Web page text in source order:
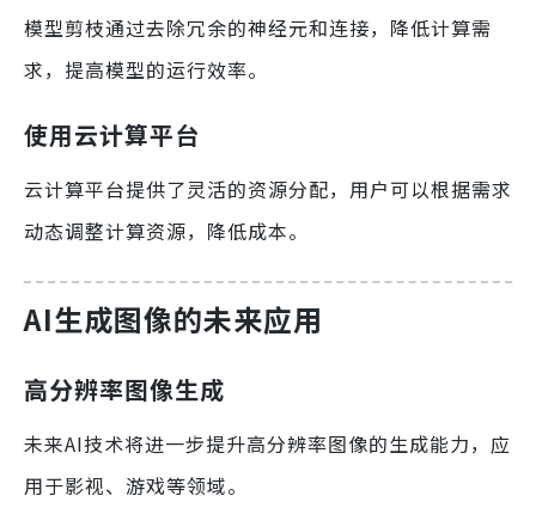
模型剪枝通过去除冗余的神经元和连接，降低计算需
求，提高模型的运行效率。
使用云计算平台
云计算平台提供了灵活的资源分配，用户可以根据需求
动态调整计算资源，降低成本。
AI生成图像的未来应用
高分辨率图像生成
未来AI技术将进一步提升高分辨率图像的生成能力，应
用于影视、游戏等领域。